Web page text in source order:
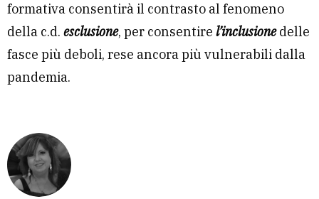
formativa consentirà il contrasto al fenomeno
della c.d. esclusione, per consentire l’inclusionedelle
fasce più deboli, rese ancora più vulnerabili dalla
pandemia.